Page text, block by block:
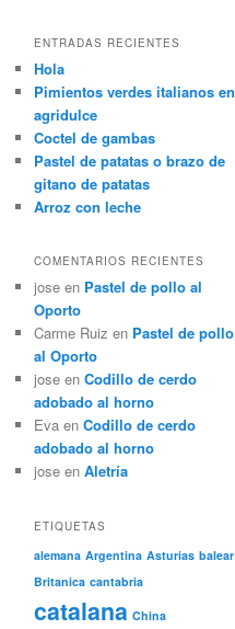
ENTRADAS RECIENTES
Hola
Pimientos verdes italianos en
agridulce
Coctel de gambas
Pastel de patatas o brazo de
gitano de patatas
Arroz con leche
COMENTARIOS RECIENTES
jose en Pastel de pollo al
Oporto
Carme Ruiz en Pastel de pollo
al Oporto
jose en Codillo de cerdo
adobado al horno
Eva en Codillo de cerdo
adobado al horno
jose en Aletría
ETIQUETAS
alemana Argentina Asturias balear
Britanica cantabria
catalana China